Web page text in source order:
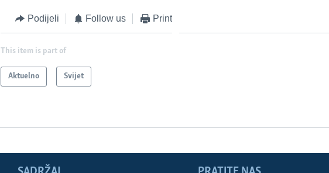
Podijeli Follow us Print
This item is part of
Aktuelno Svijet